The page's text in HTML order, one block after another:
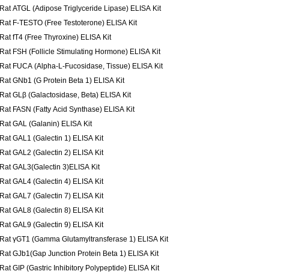
Rat ATGL (Adipose Triglyceride Lipase) ELISA Kit
Rat F-TESTO (Free Testoterone) ELISA Kit
Rat fT4 (Free Thyroxine) ELISA Kit
Rat FSH (Follicle Stimulating Hormone) ELISA Kit
Rat FUCA (Alpha-L-Fucosidase, Tissue) ELISA Kit
Rat GNb1 (G Protein Beta 1) ELISA Kit
Rat GLβ (Galactosidase, Beta) ELISA Kit
Rat FASN (Fatty Acid Synthase) ELISA Kit
Rat GAL (Galanin) ELISA Kit
Rat GAL1 (Galectin 1) ELISA Kit
Rat GAL2 (Galectin 2) ELISA Kit
Rat GAL3(Galectin 3)ELISA Kit
Rat GAL4 (Galectin 4) ELISA Kit
Rat GAL7 (Galectin 7) ELISA Kit
Rat GAL8 (Galectin 8) ELISA Kit
Rat GAL9 (Galectin 9) ELISA Kit
Rat γGT1 (Gamma Glutamyltransferase 1) ELISA Kit
Rat GJb1(Gap Junction Protein Beta 1) ELISA Kit
Rat GIP (Gastric Inhibitory Polypeptide) ELISA Kit